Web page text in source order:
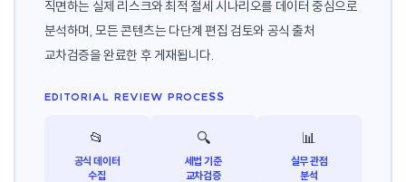
직면하는 실제 리스크와 최적 절세 시나리오를 데이터 중심으로
분석하며, 모든 콘텐츠는 다단계 편집 검토와 공식 출처
교차검증을 완료한 후 게재됩니다.
EDITORIAL REVIEW PROCESS
📂
공식 데이터
수집
🔍
세법 기준
교차검증
📊
실무 관점
분석